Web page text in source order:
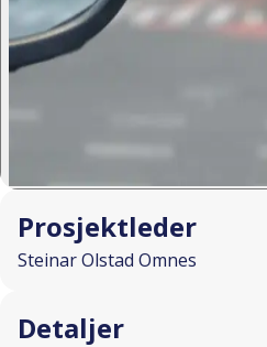
Prosjektleder
Steinar Olstad Omnes
Detaljer